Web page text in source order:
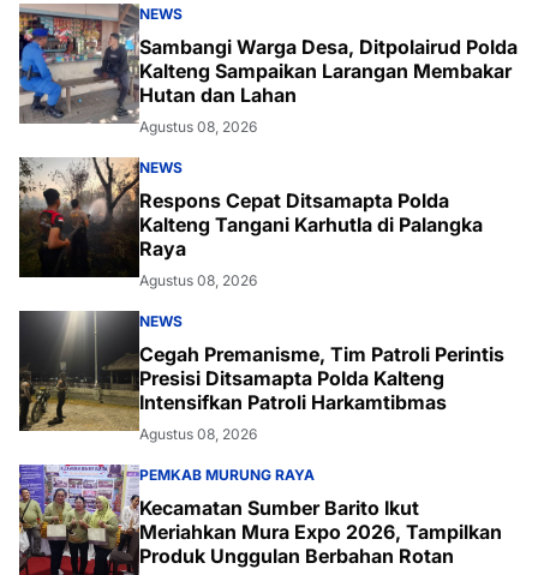
NEWS
Sambangi Warga Desa, Ditpolairud Polda
Kalteng Sampaikan Larangan Membakar
Hutan dan Lahan
Agustus 08, 2026
NEWS
Respons Cepat Ditsamapta Polda
Kalteng Tangani Karhutla di Palangka
Raya
Agustus 08, 2026
NEWS
Cegah Premanisme, Tim Patroli Perintis
Presisi Ditsamapta Polda Kalteng
Intensifkan Patroli Harkamtibmas
Agustus 08, 2026
PEMKAB MURUNG RAYA
Kecamatan Sumber Barito Ikut
Meriahkan Mura Expo 2026, Tampilkan
Produk Unggulan Berbahan Rotan